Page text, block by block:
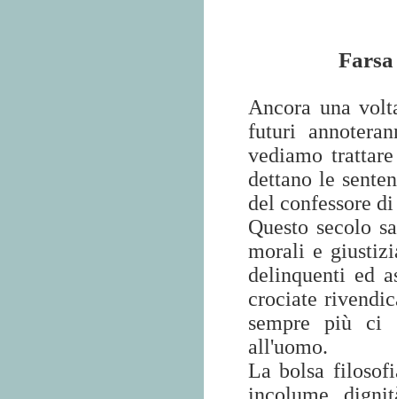
Ancora una
futuri
vediamo
dettano le
del confessore
Questo secolo
morali e
delinquenti ed
crociate
sempre più ci
all'uomo.
La bolsa